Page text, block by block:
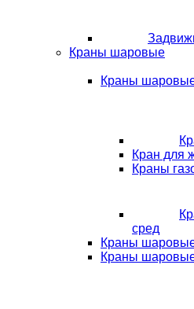
Краны шаровые
Краны
Кран для
Краны
сред
Краны
Краны